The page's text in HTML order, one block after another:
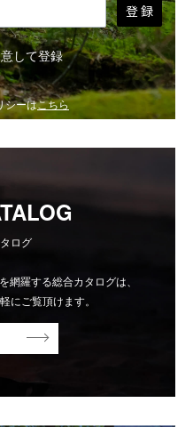
登 録
して登録
シーはこちら
ログ
網羅する総合カタログは、
にご覧頂けます。